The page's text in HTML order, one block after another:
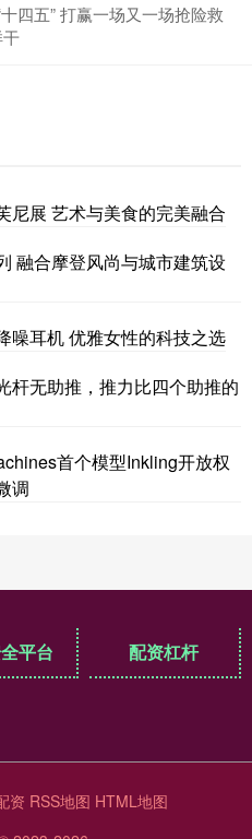
四五” 打赢一场又一场抢险救
尼展 艺术与美食的完美融合
融合摩登风尚与城市建筑设
噪耳机 优雅女性的科技之选
杆无助推，推力比四个助推的
首个模型Inkling开放权
调
平台 配资杠杆
资 RSS地图 HTML地图